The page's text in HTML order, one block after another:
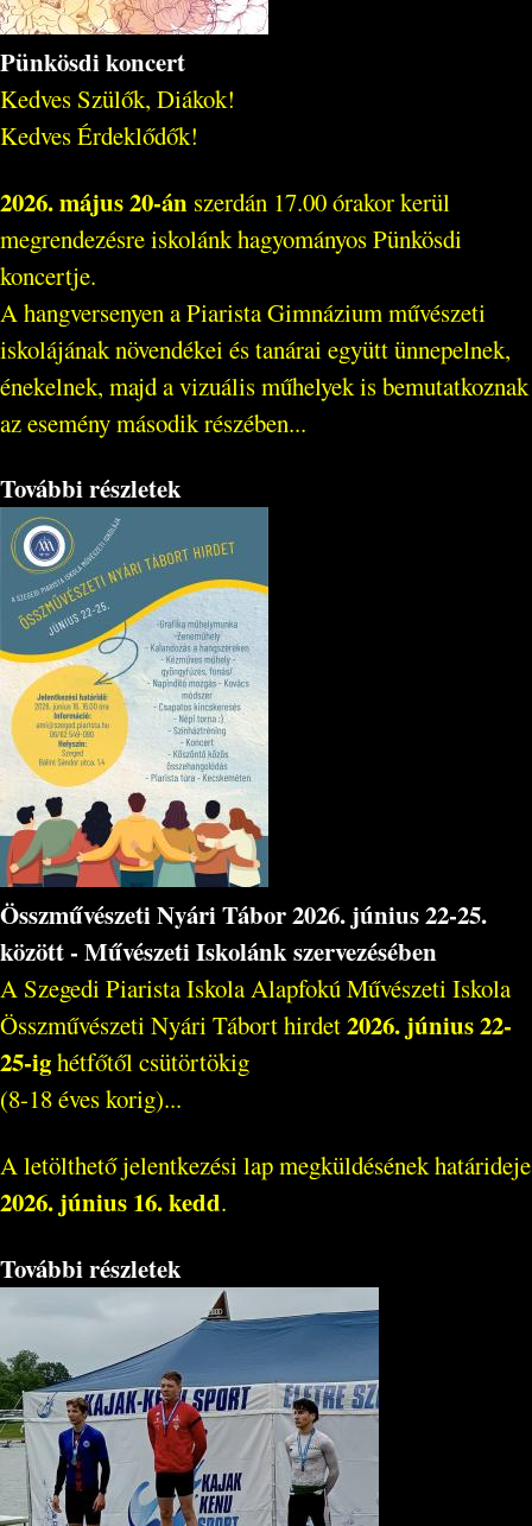
Pünkösdi koncert
Kedves Szülők, Diákok!
Kedves Érdeklődők!
2026. május 20-án szerdán 17.00 órakor kerül
megrendezésre iskolánk hagyományos Pünkösdi
koncertje.
A hangversenyen a Piarista Gimnázium művészeti
iskolájának növendékei és tanárai együtt ünnepelnek,
énekelnek, majd a vizuális műhelyek is bemutatkoznak
az esemény második részében...
További részletek
Összművészeti Nyári Tábor 2026. június 22-25.
között - Művészeti Iskolánk szervezésében
A Szegedi Piarista Iskola Alapfokú Művészeti Iskola
Összművészeti Nyári Tábort hirdet2026. június 22-
25-ighétfőtől csütörtökig
(8-18 éves korig)...
A letölthető jelentkezési lap megküldésének határideje
2026. június 16. kedd.
További részletek